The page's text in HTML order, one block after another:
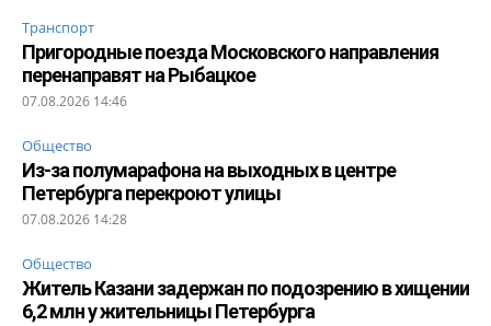
Транспорт
Пригородные поезда Московского направления
перенаправят на Рыбацкое
07.08.2026 14:46
Общество
Из-за полумарафона на выходных в центре
Петербурга перекроют улицы
07.08.2026 14:28
Общество
Житель Казани задержан по подозрению в хищении
6,2 млн у жительницы Петербурга